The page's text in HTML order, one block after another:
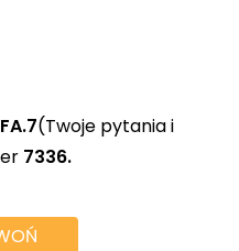
(Twoje pytania i
7336.